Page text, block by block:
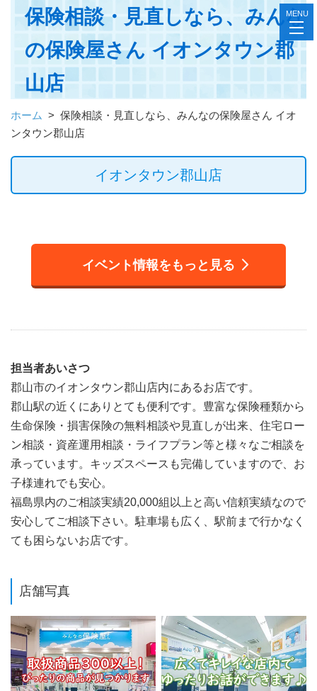
保険相談・見直しなら、みんな
の保険屋さん イオンタウン郡
山店
ホーム > 保険相談・見直しなら、みんなの保険屋さん イオ
ンタウン郡山店
イオンタウン郡山店
イベント情報をもっと見る
担当者あいさつ
郡山市のイオンタウン郡山店内にあるお店です。
郡山駅の近くにありとても便利です。豊富な保険種類から
生命保険・損害保険の無料相談や見直しが出来、住宅ロー
ン相談・資産運用相談・ライフプラン等と様々なご相談を
承っています。キッズスペースも完備していますので、お
子様連れでも安心。
福島県内のご相談実績20,000組以上と高い信頼実績なので
安心してご相談下さい。駐車場も広く、駅前まで行かなく
ても困らないお店です。
店舗写真
MENU